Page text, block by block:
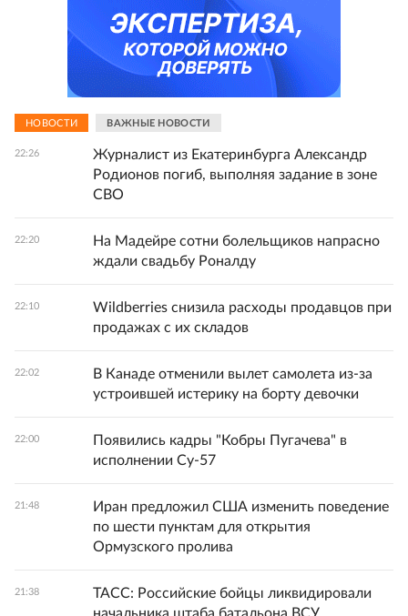
НОВОСТИ ВАЖНЫЕ НОВОСТИ
22:26
Журналист из Екатеринбурга Александр
Родионов погиб, выполняя задание в зоне
СВО
22:20
На Мадейре сотни болельщиков напрасно
ждали свадьбу Роналду
22:10
Wildberries снизила расходы продавцов при
продажах с их складов
22:02
В Канаде отменили вылет самолета из-за
устроившей истерику на борту девочки
22:00
Появились кадры "Кобры Пугачева" в
исполнении Су-57
21:48
Иран предложил США изменить поведение
по шести пунктам для открытия
Ормузского пролива
21:38
ТАСС: Российские бойцы ликвидировали